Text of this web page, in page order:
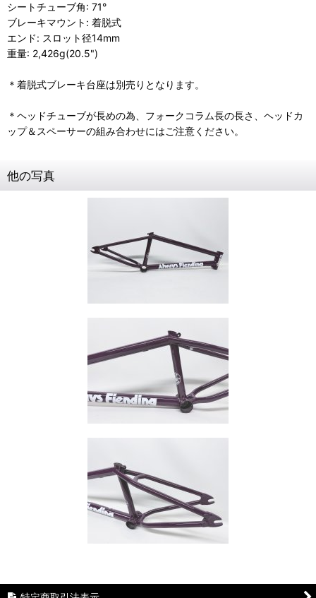
シートチューブ角: 71°
ブレーキマウント: 着脱式
エンド: スロット径14mm
重量: 2,426g(20.5")
＊着脱式ブレーキ台座は別売りとなります。
＊ヘッドチューブが長めの為、フォークコラム長の長さ、ヘッドカ
ップ＆スペーサーの組み合わせにはご注意ください。
他の写真